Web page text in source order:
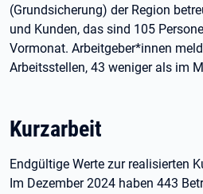
(Grundsicherung) der Region
und Kunden, das sind 105
Vormonat. Arbeitgeber*innen
Arbeitsstellen, 43 weniger als im
Kurzarbeit
Endgültige Werte zur realisierten
Im Dezember 2024 haben 443